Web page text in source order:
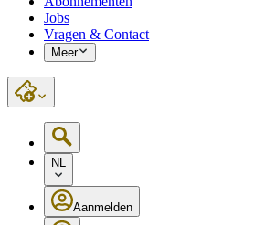
Jobs
Vragen & Contact
Meer
NL
Aanmelden